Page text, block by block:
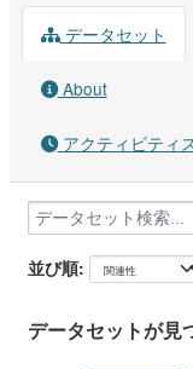
データセット
About
アクティビティ
並び順
データセットが見